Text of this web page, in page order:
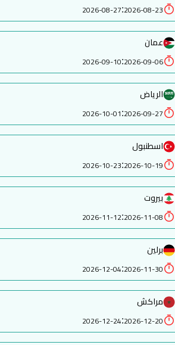
2026-08-23
:
2026-08-27
عمان
2026-09-06
:
2026-09-10
الرياض
2026-09-27
:
2026-10-01
اسطنبول
2026-10-19
:
2026-10-23
بيروت
2026-11-08
:
2026-11-12
برلين
2026-11-30
:
2026-12-04
مراكش
2026-12-20
:
2026-12-24